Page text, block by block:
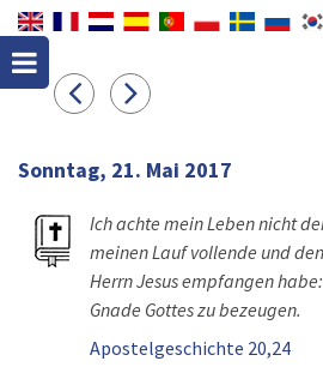
Sonntag, 21. Mai 2017
Ich achte mein Leben nicht
meinen Lauf vollende und
Herrn Jesus empfangen
Gnade Gottes zu bezeugen.
Apostelgeschichte 20,24